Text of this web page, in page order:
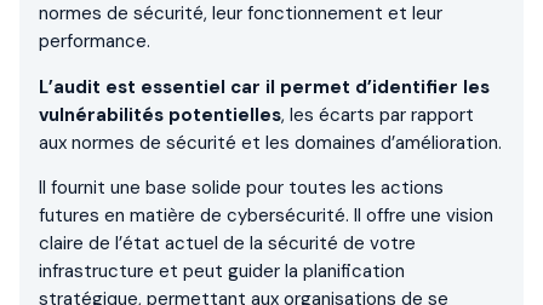
normes de sécurité, leur fonctionnement et leur
performance.
L’audit est essentiel car il permet d’identifier les
vulnérabilités potentielles, les écarts par rapport
aux normes de sécurité et les domaines d’amélioration.
Il fournit une base solide pour toutes les actions
futures en matière de cybersécurité. Il offre une vision
claire de l’état actuel de la sécurité de votre
infrastructure et peut guider la planification
stratégique, permettant aux organisations de se